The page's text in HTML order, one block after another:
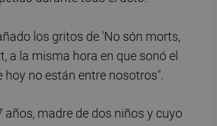
los gritos de 'No són morts,
a la misma hora en que sonó el
hoy no están entre nosotros".
años, madre de dos niños y cuyo